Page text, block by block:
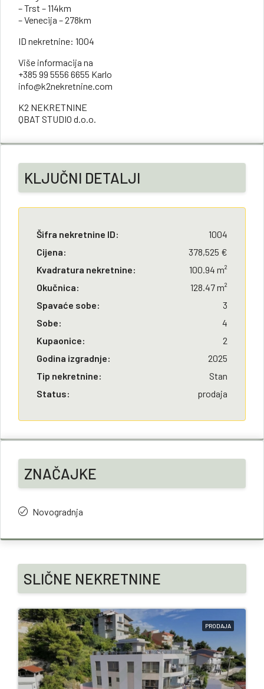
– Trst – 114km
– Venecija – 278km
ID nekretnine: 1004
Više informacija na
+385 99 5556 6655 Karlo
info@k2nekretnine.com
K2 NEKRETNINE
QBAT STUDIO d.o.o.
KLJUČNI DETALJI
Šifra nekretnine ID:
1004
Cijena:
378,525 €
Kvadratura nekretnine:
100.94 m²
Okučnica:
128.47 m²
Spavaće sobe:
3
Sobe:
4
Kupaonice:
2
Godina izgradnje:
2025
Tip nekretnine:
Stan
Status:
prodaja
ZNAČAJKE
Novogradnja
SLIČNE NEKRETNINE
PRODAJA